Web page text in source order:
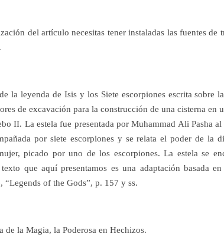
del artículo necesitas tener instaladas las fuentes
.
la leyenda de Isis y los Siete escorpiones escrita sobre
de excavación para la construcción de una cisterna en
II. La estela fue presentada por Muhammad Ali Pasha
por siete escorpiones y se relata el poder de la
picado por uno de los escorpiones. La estela se
que aquí presentamos es una adaptación basada
“Legends of the Gods”, p. 157 y ss.
de la Magia, la Poderosa en Hechizos.